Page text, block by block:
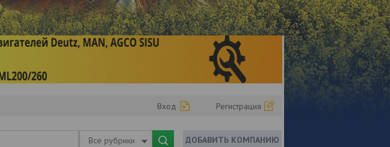
Вход Регистрация
Все рубрики ДОБАВИТЬ КОМПАНИЮ